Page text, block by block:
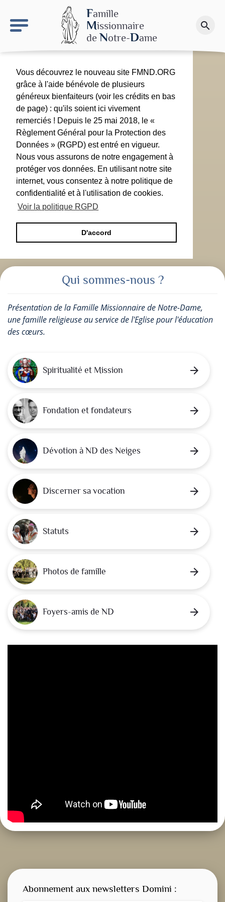
Famille
Missionnaire
de Notre-Dame
search
Faire un don
Vous découvrez le nouveau site FMND.ORG
grâce à l'aide bénévole de plusieurs
généreux bienfaiteurs (voir les crédits en bas
de page) : qu'ils soient ici vivement
remerciés ! Depuis le 25 mai 2018, le «
Règlement Général pour la Protection des
Données » (RGPD) est entré en vigueur.
Nous vous assurons de notre engagement à
protéger vos données. En utilisant notre site
internet, vous consentez à notre politique de
confidentialité et à l'utilisation de cookies.
Voir la politique RGPD
D'accord
Qui sommes-nous ?
Présentation de la Famille Missionnaire de Notre-Dame,
une famille religieuse au service de l'Eglise pour l'éducation
des cœurs.
Spiritualité et Mission arrow_forward
Fondation et fondateurs arrow_forward
Dévotion à ND des Neiges arrow_forward
Discerner sa vocation arrow_forward
Statuts arrow_forward
Photos de famille arrow_forward
Foyers-amis de ND arrow_forward
Abonnement aux newsletters Domini :